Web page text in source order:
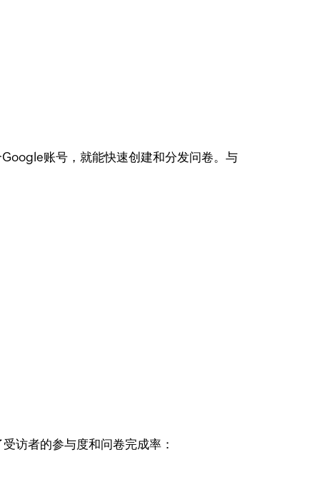
账号，就能快速创建和分发问卷。与
访者的参与度和问卷完成率：